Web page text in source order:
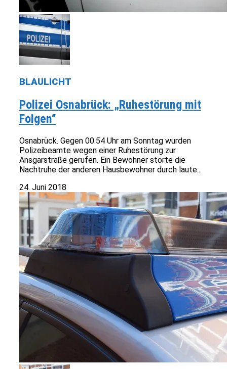
BLAULICHT
Polizei Osnabrück: „Ruhestörung mit
Folgen“
Osnabrück. Gegen 00.54 Uhr am Sonntag wurden
Polizeibeamte wegen einer Ruhestörung zur
Ansgarstraße gerufen. Ein Bewohner störte die
Nachtruhe der anderen Hausbewohner durch laute...
24. Juni 2018